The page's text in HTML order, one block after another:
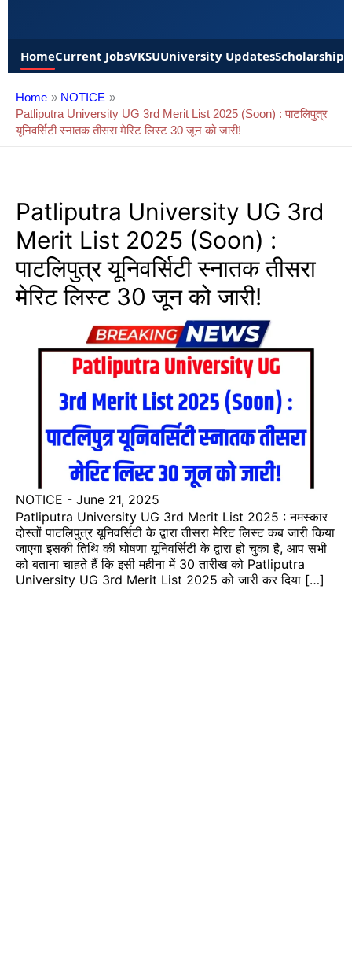
HomeCurrent JobsVKSUUniversity UpdatesScholarships
Home
NOTICE
Patliputra University UG 3rd Merit List 2025 (Soon) : पाटलिपुत्र
यूनिवर्सिटी स्नातक तीसरा मेरिट लिस्ट 30 जून को जारी!
Patliputra University UG 3rd
Merit List 2025 (Soon) :
पाटलिपुत्र यूनिवर्सिटी स्नातक तीसरा
मेरिट लिस्ट 30 जून को जारी!
NOTICE - June 21, 2025
Patliputra University UG 3rd Merit List 2025 : नमस्कार
दोस्तों पाटलिपुत्र यूनिवर्सिटी के द्वारा तीसरा मेरिट लिस्ट कब जारी किया
जाएगा इसकी तिथि की घोषणा यूनिवर्सिटी के द्वारा हो चुका है, आप सभी
को बताना चाहते हैं कि इसी महीना में 30 तारीख को Patliputra
University UG 3rd Merit List 2025 को जारी कर दिया […]